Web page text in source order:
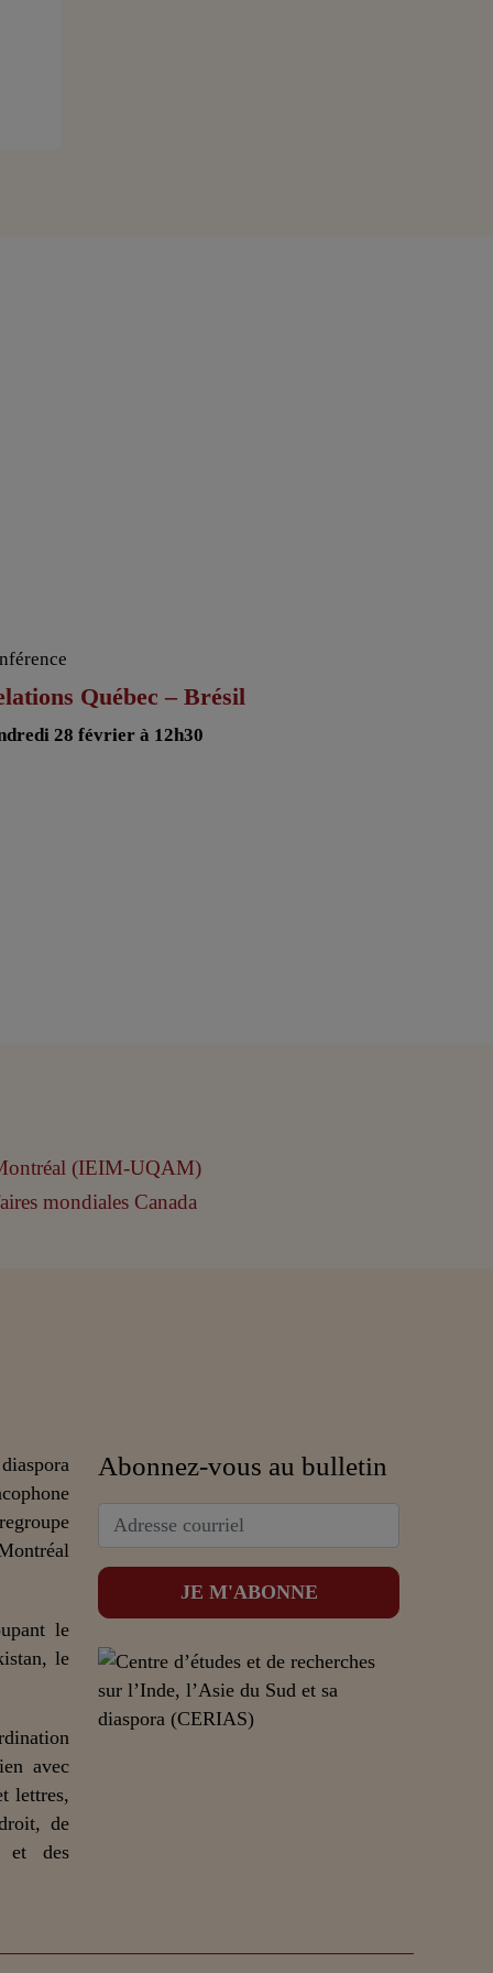
Québec – Brésil
28 février à 12h30
le
le
avec
lettres,
de
et des
Abonnez-vous au bulletin